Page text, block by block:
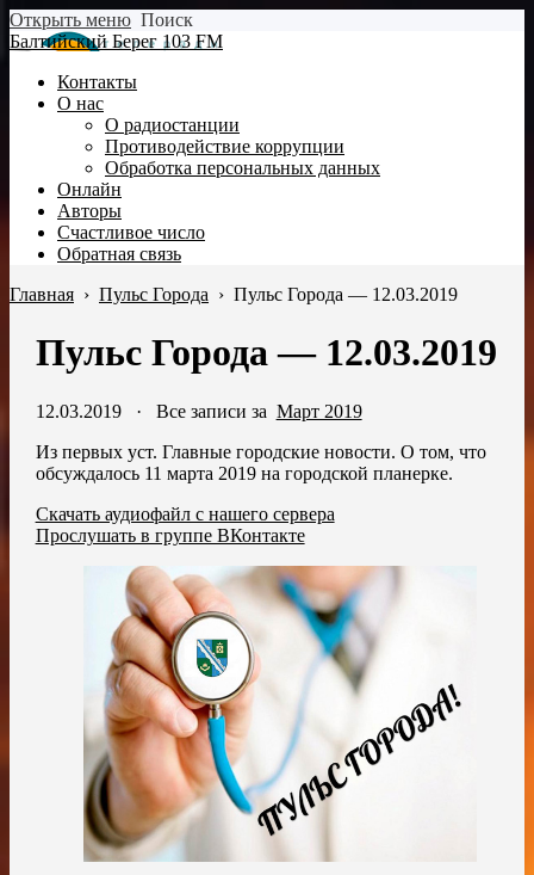
Открыть меню Поиск
Балтийский Берег 103 FM
Контакты
О нас
О радиостанции
Противодействие коррупции
Обработка персональных данных
Онлайн
Авторы
Счастливое число
Обратная связь
Главная › Пульс Города › Пульс Города — 12.03.2019
Пульс Города — 12.03.2019
12.03.2019· Все записи за Март 2019
Из первых уст. Главные городские новости. О том, что
обсуждалось 11 марта 2019 на городской планерке.
Скачать аудиофайл с нашего сервера
Прослушать в группе ВКонтакте